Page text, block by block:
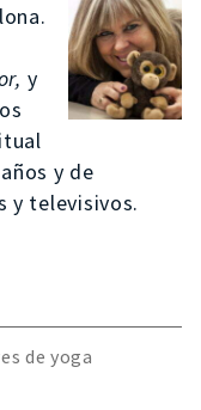
y
y de
y televisivos.
de yoga